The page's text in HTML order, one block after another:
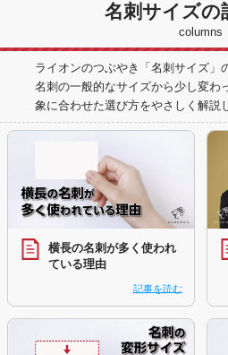
名刺サイズの
columns
ライオンのつぶやき「名刺サイズ」
名刺の一般的なサイズから少し変わ
象に合わせた選び方をやさしく解説
横長の名刺が多く使われ
ている理由
記事を読む